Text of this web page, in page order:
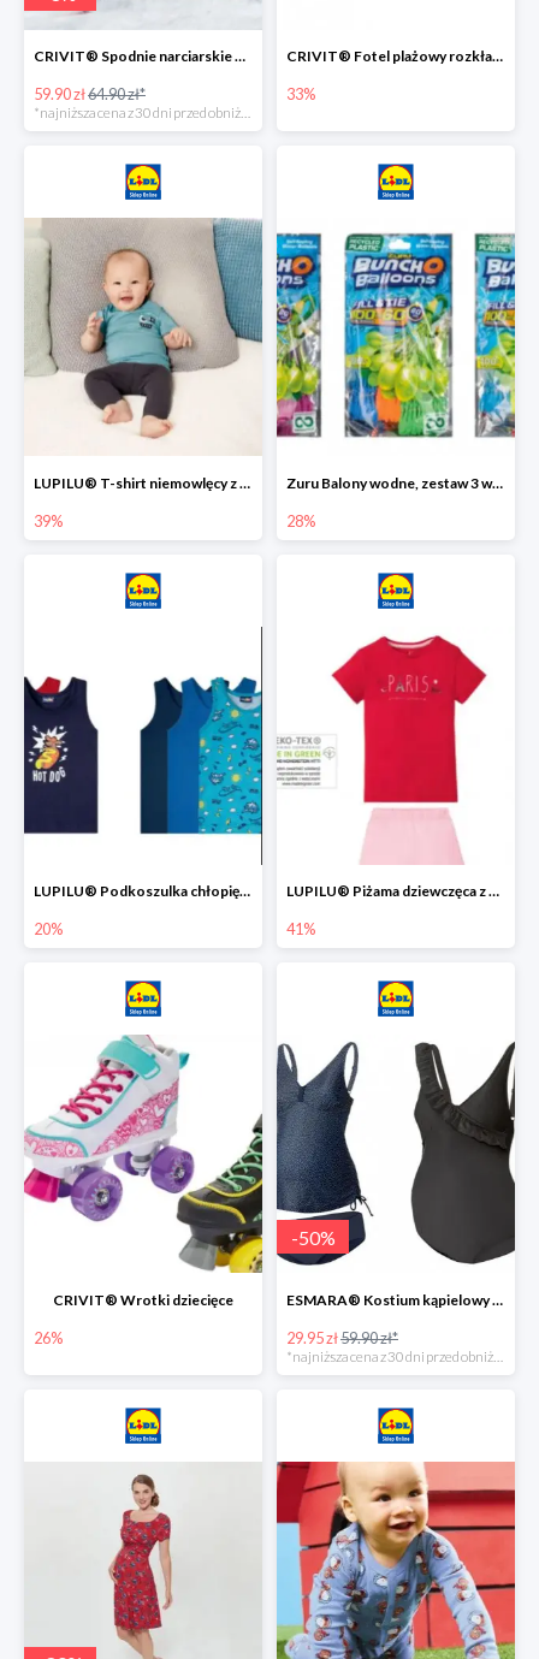
CRIVIT® Spodnie narciarskie dziewczęce
59.90 zł64.90 zł*
*najniższa cena z 30 dni przed obniżką
CRIVIT® Fotel plażowy rozkładany / Brodzik dziecięcy
33%
LUPILU® T-shirt niemowlęcy z biobawełny -39%
39%
Zuru Balony wodne, zestaw 3 wiązek -28%
28%
LUPILU® Podkoszulka chłopięca z bawełny -20%
20%
LUPILU® Piżama dziewczęca z bawełny -41%
41%
CRIVIT® Wrotki dziecięce
26%
-50%
ESMARA® Kostium kąpielowy ciążowy lub tankini ciążowe -50%
29.95 zł59.90 zł*